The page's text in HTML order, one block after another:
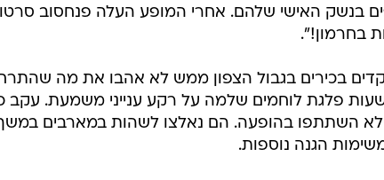
בנשק האישי שלהם. אחרי המופע העלה פנחסוב
בחרמון!".
בכירים בגבול הצפון ממש לא אהבו את מה
פלגת לוחמים שלמה על רקע ענייני משמעת.
השתתפו בהופעה. הם נאלצו לשהות במארבים במשך
הגנה נוספות.